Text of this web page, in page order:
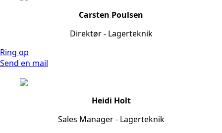
Carsten Poulsen
Direktør - Lagerteknik
Ring op
Send en mail
Heidi Holt
Sales Manager - Lagerteknik